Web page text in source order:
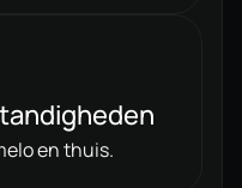
en thuis.